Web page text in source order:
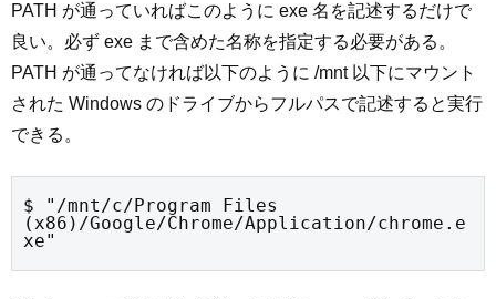
PATH が通っていればこのように exe 名を記述するだけで
良い。必ず exe まで含めた名称を指定する必要がある。
PATH が通ってなければ以下のように /mnt 以下にマウント
された Windows のドライブからフルパスで記述すると実行
できる。
$ "/mnt/c/Program Files
(x86)/Google/Chrome/Application/chrome.e
xe"